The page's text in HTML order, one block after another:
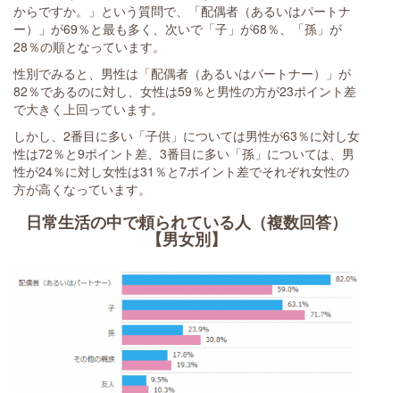
からですか。」という質問で、「配偶者（あるいはパートナ
ー）」が69％と最も多く、次いで「子」が68％、「孫」が
28％の順となっています。
性別でみると、男性は「配偶者（あるいはパートナー）」が
82％であるのに対し、女性は59％と男性の方が23ポイント差
で大きく上回っています。
しかし、2番目に多い「子供」については男性が63％に対し女
性は72％と9ポイント差、3番目に多い「孫」については、男
性が24％に対し女性は31％と7ポイント差でそれぞれ女性の
方が高くなっています。
日常生活の中で頼られている人（複数回答）
【男女別】